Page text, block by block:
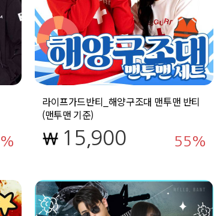
라이프가드반티_해양구조대 맨투맨 반티
(맨투맨 기준)
15,900 55